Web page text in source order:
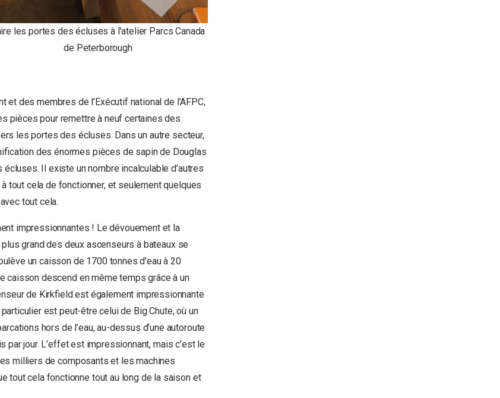
les portes des écluses à l’atelier Parcs Canada
de Peterborough
des membres de l’Exécutif national de l’AFPC,
pièces pour remettre à neuf certaines des
les portes des écluses. Dans un autre secteur,
des énormes pièces de sapin de Douglas
Il existe un nombre incalculable d’autres
tout cela de fonctionner, et seulement quelques
tout cela.
impressionnantes ! Le dévouement et la
grand des deux ascenseurs à bateaux se
un caisson de 1700 tonnes d’eau à 20
caisson descend en même temps grâce à un
de Kirkfield est également impressionnante
est peut-être celui de Big Chute, où un
hors de l’eau, au-dessus d’une autoroute
jour. L’effet est impressionnant, mais c’est le
milliers de composants et les machines
tout cela fonctionne tout au long de la saison et